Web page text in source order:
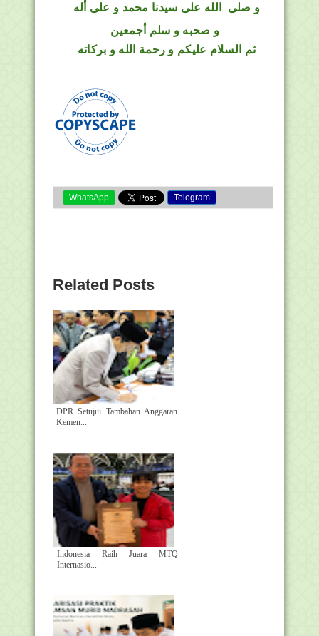
و صلى الله على سيدنا محمد و على أله
و صحبه و سلم أجمعين
ثم السلام عليكم و رحمة الله و بركاته
WhatsApp Telegram
Related Posts
DPR Setujui Tambahan Anggaran
Kemen...
Indonesia Raih Juara MTQ
Internasio...